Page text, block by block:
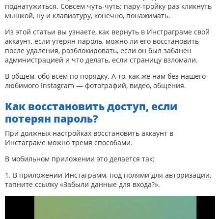
поднатужиться. Совсем чуть-чуть: пару-тройку раз кликнуть
мышкой, ну и клавиатуру, конечно, понажимать.
Из этой статьи вы узнаете, как вернуть в Инстраграме свой
аккаунт, если утерян пароль, можно ли его восстановить
после удаления, разблокировать, если он был забанен
администрацией и что делать, если страницу взломали.
В общем, обо всём по порядку. А то, как же нам без нашего
любимого Instagram — фотографий, видео, общения.
Как восстановить доступ, если
потерян пароль?
При должных настройках восстановить аккаунт в
Инстаграме можно тремя способами.
В мобильном приложении это делается так:
1. В приложении Инстаграмм, под полями для авторизации,
тапните ссылку «Забыли данные для входа?».